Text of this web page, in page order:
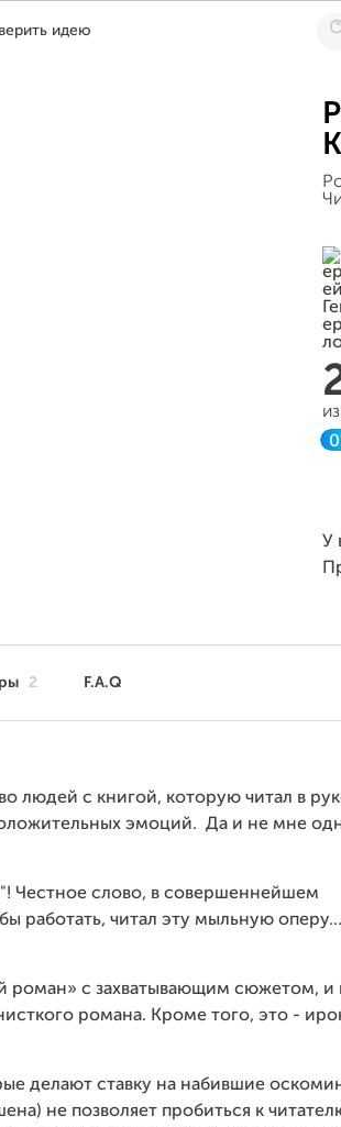
идею
У
2 F.A.Q
людей с книгой, которую читал в
эмоций. Да и не мне
Честное слово, в совершеннейшем
работать, читал эту мыльную
роман» с захватывающим сюжетом, и
романа. Кроме того, это -
делают ставку на набившие
не позволяет пробиться к